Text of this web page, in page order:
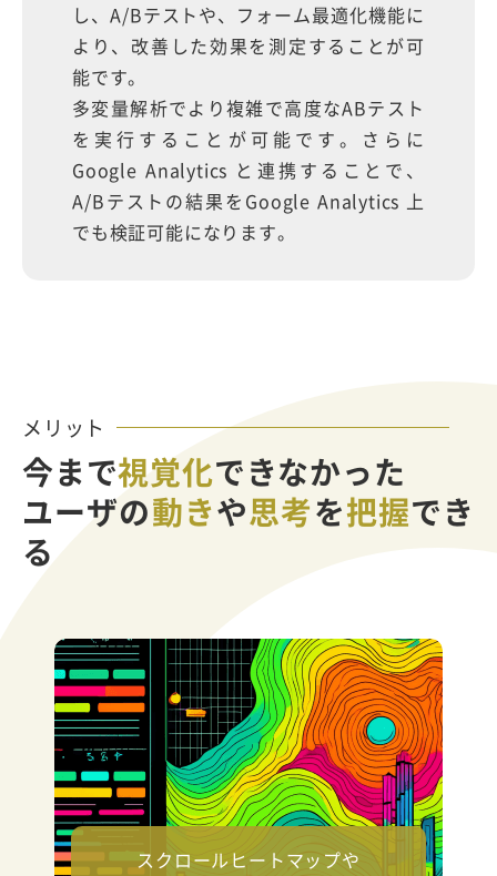
し、A/Bテストや、フォーム最適化機能に
より、改善した効果を測定することが可
能です。
多変量解析でより複雑で高度なABテスト
を実行することが可能です。さらに
Google Analytics と連携することで、
A/Bテストの結果をGoogle Analytics 上
でも検証可能になります。
メリット
今まで視覚化できなかった
ユーザの動きや思考を把握でき
る
スクロールヒートマップや